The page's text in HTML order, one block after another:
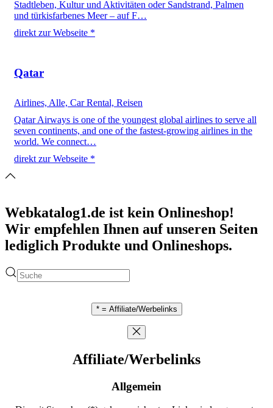
Stadtleben, Kultur und Aktivitäten oder Sandstrand, Palmen
und türkisfarbenes Meer – auf F…
direkt zur Webseite *
Qatar
Airlines, Alle, Car Rental, Reisen
Qatar Airways is one of the youngest global airlines to serve all
seven continents, and one of the fastest-growing airlines in the
world. We connect…
direkt zur Webseite *
Webkatalog1.de ist kein Onlineshop!
Wir empfehlen Ihnen auf unseren Seiten
lediglich Produkte und Onlineshops.
* = Affiliate/Werbelinks
Affiliate/Werbelinks
Allgemein